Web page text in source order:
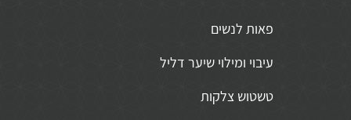
פאות לנשים
עיבוי ומילוי שיער דליל
טשטוש צלקות